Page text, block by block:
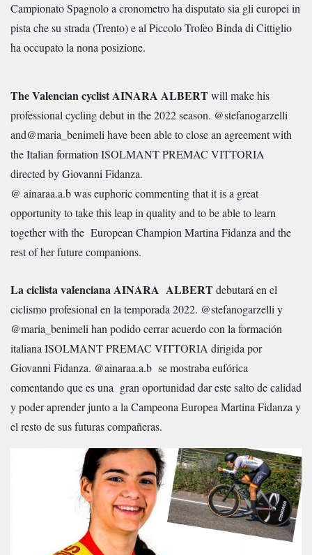
Campionato Spagnolo a cronometro ha disputato sia gli europei in
pista che su strada (Trento) e al Piccolo Trofeo Binda di Cittiglio
ha occupato la nona posizione.
The Valencian cyclist AINARA ALBERTwill make his
professional cycling debut in the 2022 season. @stefanogarzelli
and@maria_benimeli have been able to close an agreement with
the Italian formation ISOLMANT PREMAC VITTORIA
directed by Giovanni Fidanza.
@ ainaraa.a.b was euphoric commenting that it is a great
opportunity to take this leap in quality and to be able to learn
together with the European Champion Martina Fidanza and the
rest of her future companions.
La ciclista valenciana AINARA ALBERTdebutará en el
ciclismo profesional en la temporada 2022. @stefanogarzelli y
@maria_benimeli han podido cerrar acuerdo con la formación
italiana ISOLMANT PREMAC VITTORIA dirigida por
Giovanni Fidanza. @ainaraa.a.b se mostraba eufórica
comentando que es una gran oportunidad dar este salto de calidad
y poder aprender junto a la Campeona Europea Martina Fidanza y
el resto de sus futuras compañeras.